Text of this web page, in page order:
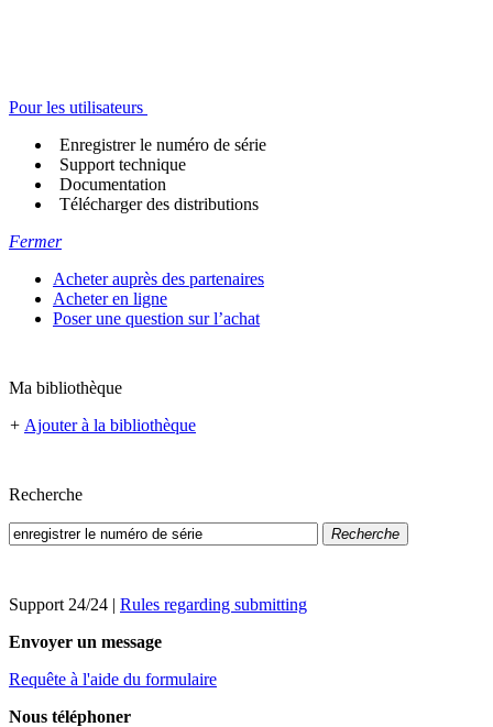
Pour les utilisateurs
Enregistrer le numéro de série
Support technique
Documentation
Télécharger des distributions
Fermer
Acheter auprès des partenaires
Acheter en ligne
Poser une question sur l’achat
Ma bibliothèque
+ Ajouter à la bibliothèque
Recherche
Recherche
Support 24/24 | Rules regarding submitting
Envoyer un message
Requête à l'aide du formulaire
Nous téléphoner